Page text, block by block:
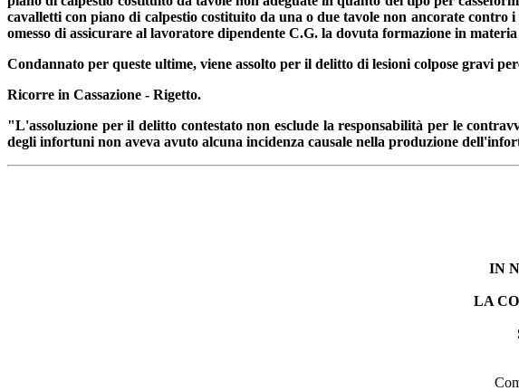
cavalletti con piano di calpestio costituito da una o due tavole non ancorate
omesso di assicurare al lavoratore dipendente C.G. la dovuta formazione in
Condannato per queste ultime, viene assolto per il delitto di lesioni colpose gravi
Ricorre in Cassazione - Rigetto.
"L'assoluzione per il delitto contestato non esclude la responsabilità per le
degli infortuni non aveva avuto alcuna incidenza causale nella produzione
IN
LA